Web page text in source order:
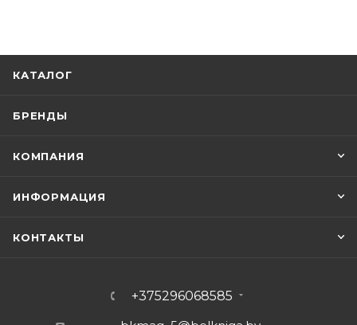
КАТАЛОГ
БРЕНДЫ
КОМПАНИЯ
ИНФОРМАЦИЯ
КОНТАКТЫ
+375296068585